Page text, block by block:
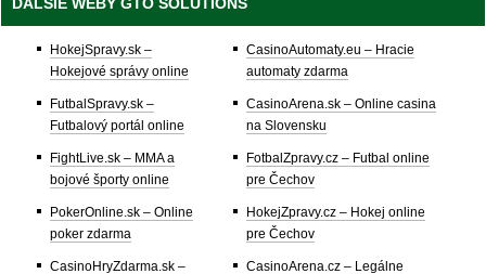
ĎALŠIE WEBY GTO SOLUTIONS
HokejSpravy.sk –
Hokejové správy online
FutbalSpravy.sk –
Futbalový portál online
FightLive.sk – MMA a
bojové športy online
PokerOnline.sk – Online
poker zdarma
CasinoHryZdarma.sk –
CasinoAutomaty.eu – Hracie
automaty zdarma
CasinoArena.sk – Online casina
na Slovensku
FotbalZpravy.cz – Futbal online
pre Čechov
HokejZpravy.cz – Hokej online
pre Čechov
CasinoArena.cz – Legálne